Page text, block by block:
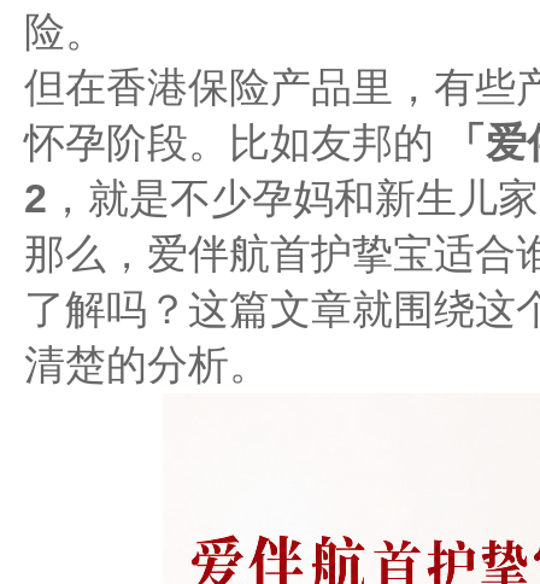
险。
但在香港保险产品里，有些
怀孕阶段。比如友邦的
「
2 ，就是不少孕妈和新生儿
那么，爱伴航首护挚宝适合
了解吗？这篇文章就围绕这
清楚的分析。